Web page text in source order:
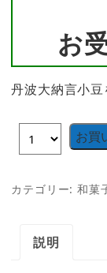
お
丹波大納言小豆
お買
カテゴリー: 和菓
説明